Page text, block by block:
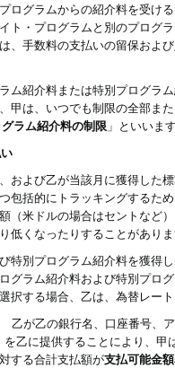
ログラムからの紹介料を受け
ト・プログラムと別のプログ
、手数料の支払いの留保およ
ム紹介料または特別プログラ
甲は、いつでも制限の全部
ラム紹介料の制限 」といいま
および乙が当該月に獲得した
包括的にトラッキングするた
（米ドルの場合はセントなど
低くなったりすることがあり
特別プログラム紹介料を獲得
グラム紹介料および特別プロ
択する場合、乙は、為替レー
が乙の銀行名、口座番号、
を乙に提供することにより、
する合計支払額が支払可能金